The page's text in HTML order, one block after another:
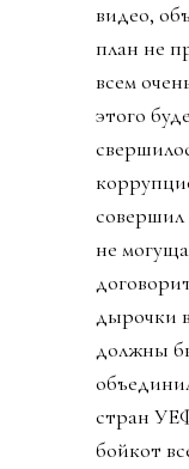
видео,
план не
всем
этого
совершил
не
дырочки
должны
стран
бойкот